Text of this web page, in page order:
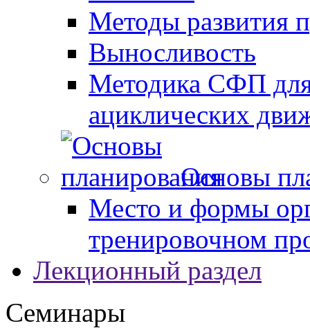
Методы развития
Выносливость
Методика СФП для
ациклических
Основы
Место и формы
тренировочном
Лекционный раздел
Семинары